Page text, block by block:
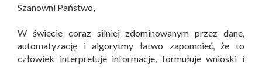
Szanowni Państwo,
W świecie coraz silniej zdominowanym przez dane,
automatyzację i algorytmy łatwo zapomnieć, że to
człowiek interpretuje informacje, formułuje wnioski i